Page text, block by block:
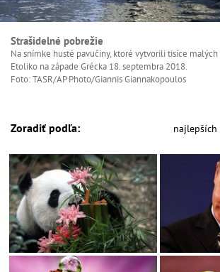
Strašidelné pobrežie
Na snímke husté pavučiny, ktoré vytvorili tisíce
Etoliko na západe Grécka 18. septembra 2018.
Foto: TASR/AP Photo/Giannis Giannakopoulos
Zoradiť podľa: najlepších